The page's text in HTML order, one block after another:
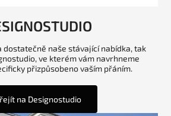
dostatečně naše stávající nabídka, tak
ve kterém vám navrhneme
přizpůsobeno vaším přáním.
na Designostudio